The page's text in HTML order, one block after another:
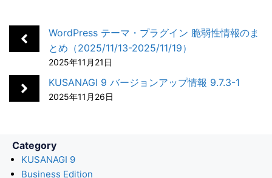
e
d
I
n
n
a
e
t
WordPress テーマ・プラグイン 脆弱性情報のま
とめ（2025/11/13-2025/11/19）
2025年11月21日
KUSANAGI 9 バージョンアップ情報 9.7.3-1
2025年11月26日
Category
KUSANAGI 9
Business Edition